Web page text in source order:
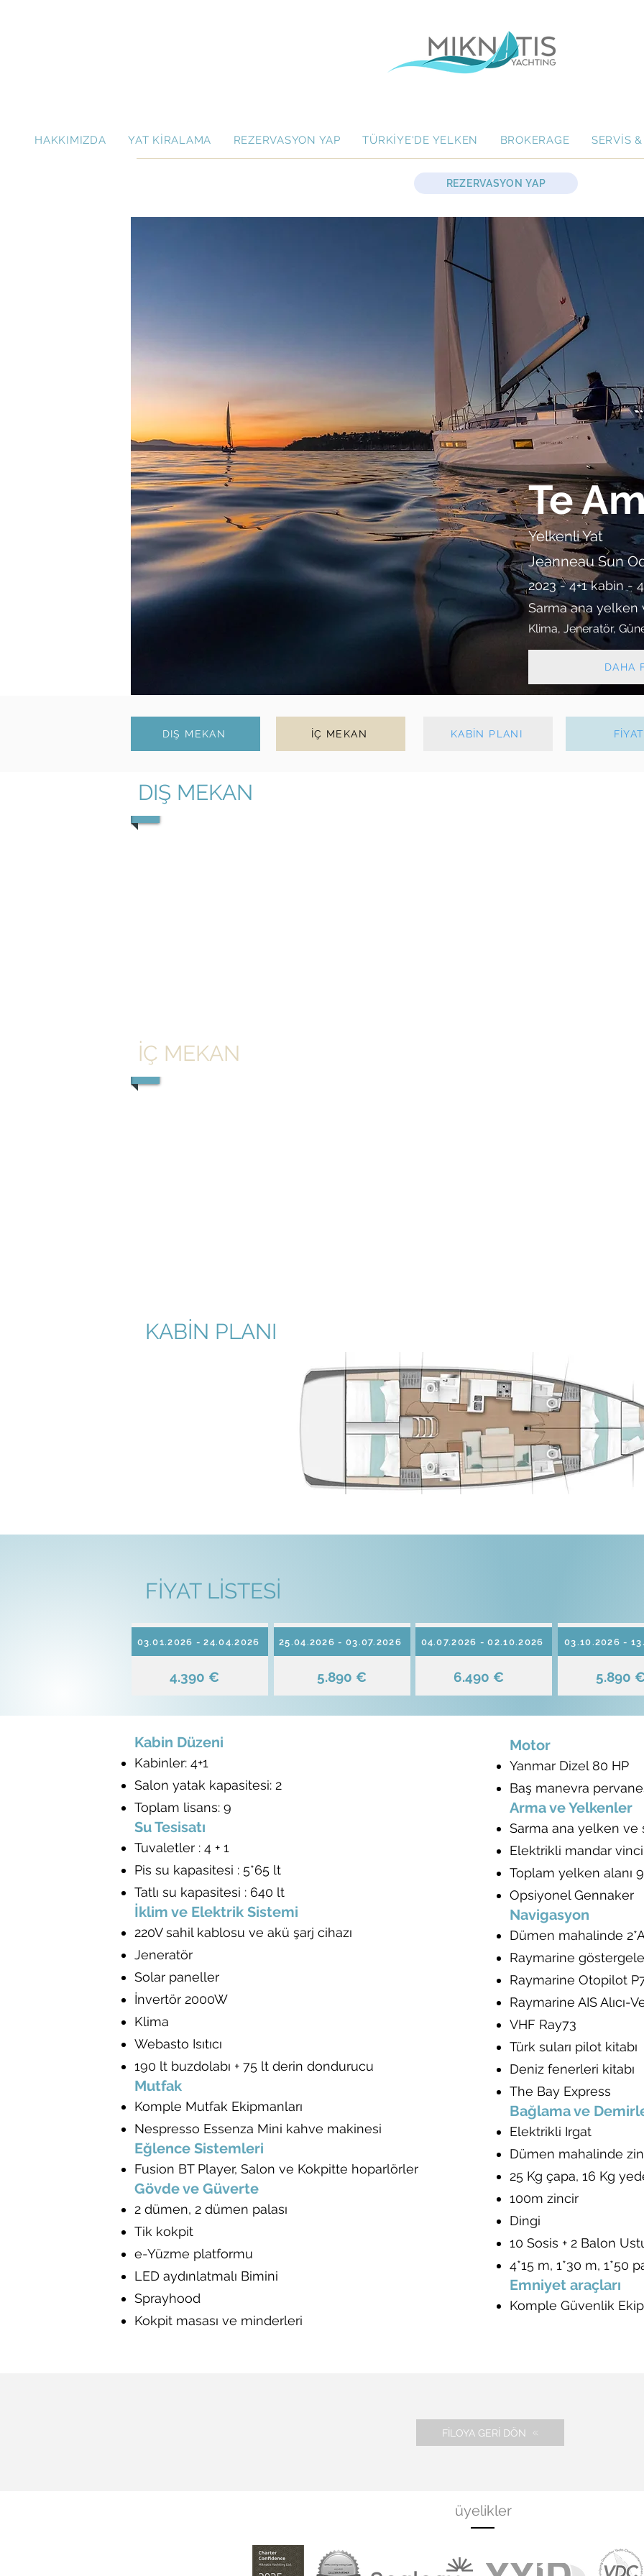
HAKKIMIZDA YAT KİRALAMA REZERVASYON YAP TÜRKİYE'DE YELKEN BROKERAGE SERVİS
REZERVASYON YAP
Te
Yelkenli Yat
Jeanneau Sun
2023 - 4+1 kabin -
Sarma ana yelken
Klima, Jeneratör,
DAHA
DIŞ MEKAN İÇ MEKAN KABİN PLANI FİYAT
DIŞ MEKAN
İÇ MEKAN
KABİN PLANI
FİYAT LİSTESİ
03.01.2026 - 24.04.2026
4.390 €
25.04.2026 - 03.07.2026
5.890 €
04.07.2026 - 02.10.2026
6.490 €
03.10.2026 -
5.890 €
Kabin Düzeni
Kabinler: 4+1
Salon yatak kapasitesi: 2
Toplam lisans: 9
Su Tesisatı
Tuvaletler : 4 + 1
Pis su kapasitesi : 5*65 lt
Tatlı su kapasitesi : 640 lt
İklim ve Elektrik Sistemi
220V sahil kablosu ve akü şarj cihazı
Jeneratör
Solar paneller
İnvertör 2000W
Klima
Webasto Isıtıcı
190 lt buzdolabı + 75 lt derin dondurucu
Mutfak
Komple Mutfak Ekipmanları
Nespresso Essenza Mini kahve makinesi
Eğlence Sistemleri
Fusion BT Player, Salon ve Kokpitte hoparlörler
Gövde ve Güverte
2 dümen, 2 dümen palası
Tik kokpit
e-Yüzme platformu
LED aydınlatmalı Bimini
Sprayhood
Kokpit masası ve minderleri
Motor
Yanmar Dizel 80 HP
Baş manevra
Arma ve Yelkenler
Sarma ana yelken ve
Elektrikli mandar vinci
Toplam yelken alanı
Opsiyonel Gennaker
Navigasyon
Dümen mahalinde
Raymarine
Raymarine Otopilot
Raymarine AIS Alıcı-
VHF Ray73
Türk suları pilot kitabı
Deniz fenerleri kitabı
The Bay Express
Bağlama ve
Elektrikli Irgat
Dümen mahalinde
25 Kg çapa, 16 Kg
100m zincir
Dingi
10 Sosis + 2 Balon
4*15 m, 1*30 m, 1*50
Emniyet araçları
Komple Güvenlik
FİLOYA GERİ DÖN
üyelikler